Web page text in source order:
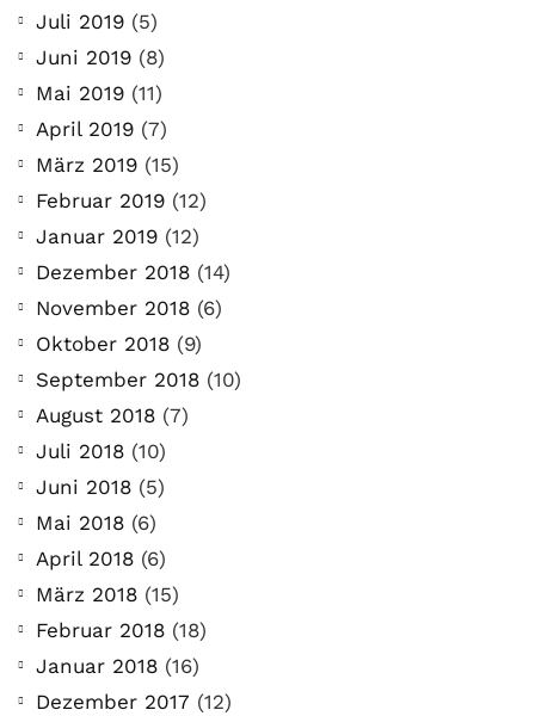
Juli 2019 (5)
Juni 2019 (8)
Mai 2019 (11)
April 2019 (7)
März 2019 (15)
Februar 2019 (12)
Januar 2019 (12)
Dezember 2018 (14)
November 2018 (6)
Oktober 2018 (9)
September 2018 (10)
August 2018 (7)
Juli 2018 (10)
Juni 2018 (5)
Mai 2018 (6)
April 2018 (6)
März 2018 (15)
Februar 2018 (18)
Januar 2018 (16)
Dezember 2017 (12)